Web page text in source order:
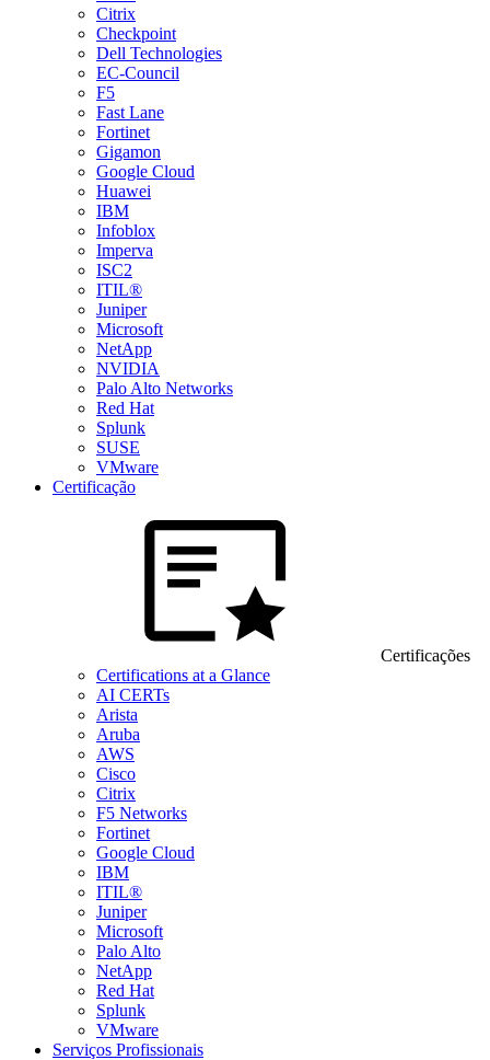
Citrix
Checkpoint
Dell Technologies
EC-Council
F5
Fast Lane
Fortinet
Gigamon
Google Cloud
Huawei
IBM
Infoblox
Imperva
ISC2
ITIL®
Juniper
Microsoft
NetApp
NVIDIA
Palo Alto Networks
Red Hat
Splunk
SUSE
VMware
Certificação
Certificações
Certifications at a Glance
AI CERTs
Arista
Aruba
AWS
Cisco
Citrix
F5 Networks
Fortinet
Google Cloud
IBM
ITIL®
Juniper
Microsoft
Palo Alto
NetApp
Red Hat
Splunk
VMware
Serviços Profissionais